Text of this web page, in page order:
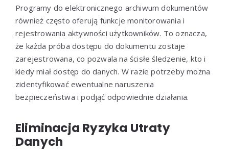
Programy do elektronicznego archiwum dokumentów
również często oferują funkcje monitorowania i
rejestrowania aktywności użytkowników. To oznacza,
że każda próba dostępu do dokumentu zostaje
zarejestrowana, co pozwala na ścisłe śledzenie, kto i
kiedy miał dostęp do danych. W razie potrzeby można
zidentyfikować ewentualne naruszenia
bezpieczeństwa i podjąć odpowiednie działania.
Eliminacja Ryzyka Utraty
Danych